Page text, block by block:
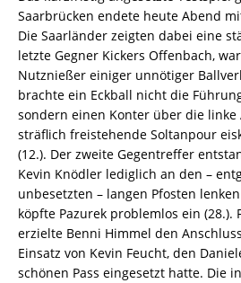
Saarbrücken endete heute Abend
Die Saarländer zeigten dabei eine
letzte Gegner Kickers Offenbach,
Nutznießer einiger unnötiger
brachte ein Eckball nicht die
sondern einen Konter über die
sträflich freistehende Soltanpour
(12.). Der zweite Gegentreffer
Kevin Knödler lediglich an den –
unbesetzten – langen Pfosten
köpfte Pazurek problemlos ein
erzielte Benni Himmel den
Einsatz von Kevin Feucht, den
schönen Pass eingesetzt hatte. Die